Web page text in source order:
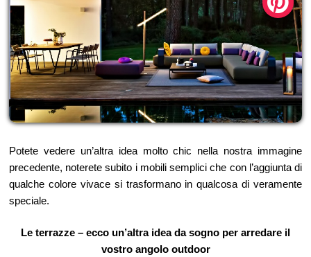
Potete vedere un’altra idea molto chic nella nostra immagine
precedente, noterete subito i mobili semplici che con l’aggiunta di
qualche colore vivace si trasformano in qualcosa di veramente
speciale.
Le terrazze – ecco un’altra idea da sogno per arredare il
vostro angolo outdoor